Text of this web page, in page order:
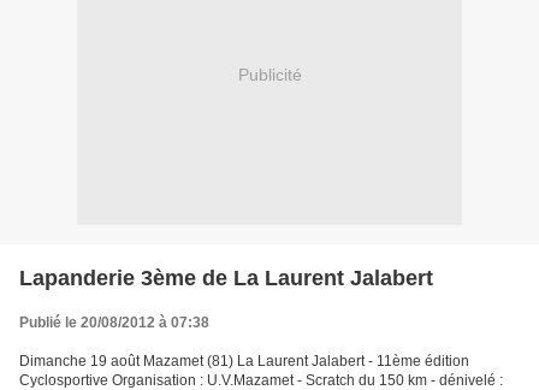
Publicité
Lapanderie 3ème de La Laurent Jalabert
Publié le 20/08/2012 à 07:38
Dimanche 19 août Mazamet (81) La Laurent Jalabert - 11ème édition
Cyclosportive Organisation : U.V.Mazamet - Scratch du 150 km - dénivelé :